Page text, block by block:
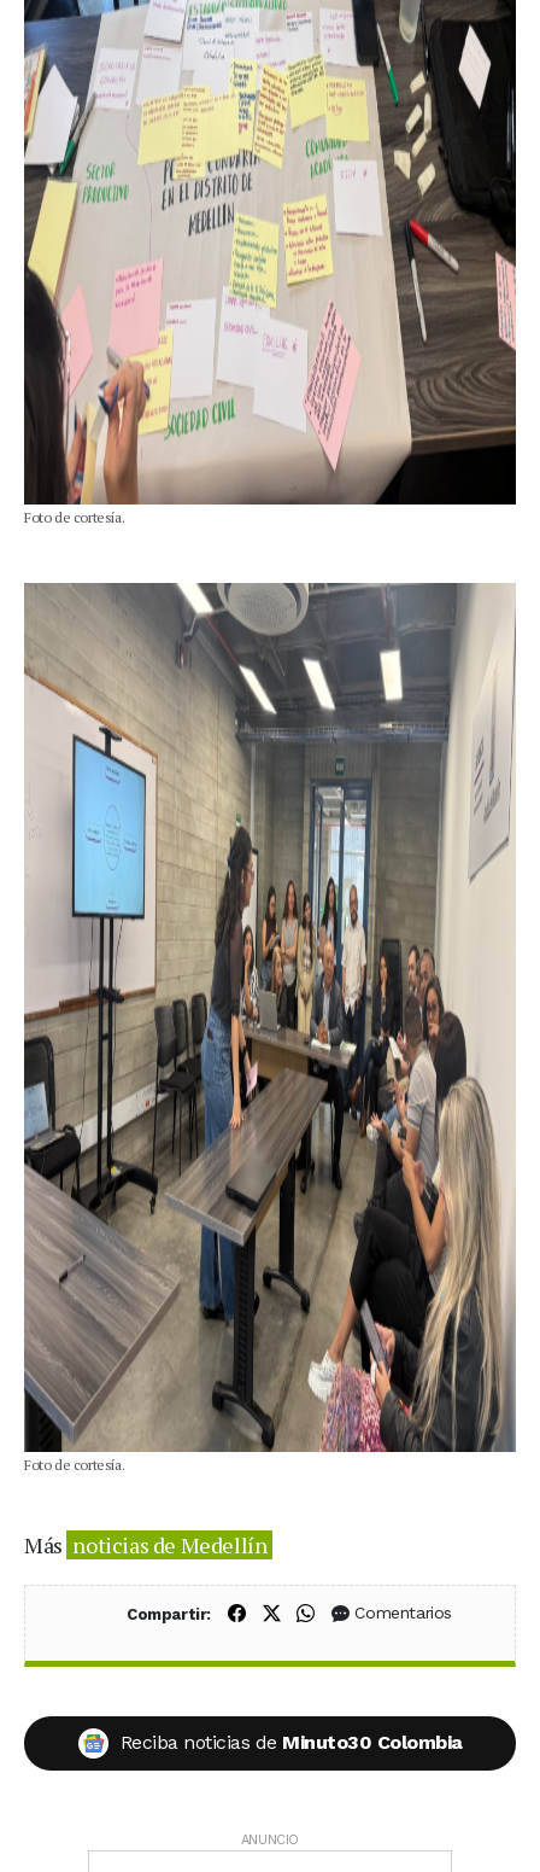
Foto de cortesía.
Foto de cortesía.
Más noticias de Medellín
Compartir: Compartir en Facebook
Compartir en X (Twitter)
Compartir en WhatsApp
Comentarios
Reciba noticias de Minuto30 Colombia
ANUNCIO